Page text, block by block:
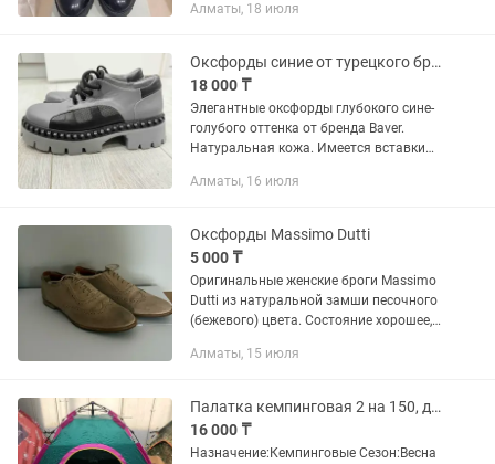
всего 1 раз. Стоимость при покупке
Алматы, 18 июля
Оксфорды синие от турецкого бренда Baver
18 000 ₸
Элегантные оксфорды глубокого сине-
голубого оттенка от бренда Baver.
Натуральная кожа. Имеется вставки
Посадка удобная и мягкое. Модель
Алматы, 16 июля
Оксфорды Massimo Dutti
5 000 ₸
Оригинальные женские броги Massimo
Dutti из натуральной замши песочного
(бежевого) цвета. Состояние хорошее,
Алматы, 15 июля
Палатка кемпинговая 2 на 150, двухместная
16 000 ₸
Назначение:Кемпинговые Сезон:Весна